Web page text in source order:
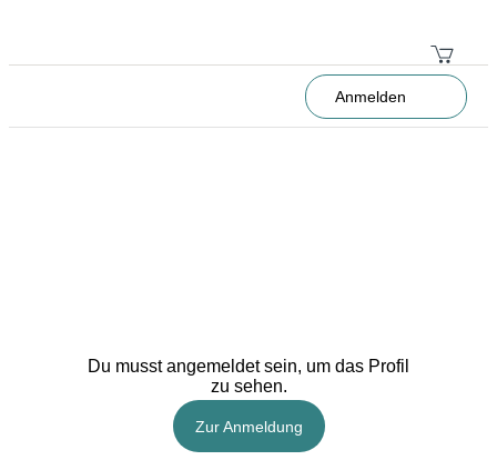
Anmelden
Du musst angemeldet sein, um das Profil
zu sehen.
Zur Anmeldung